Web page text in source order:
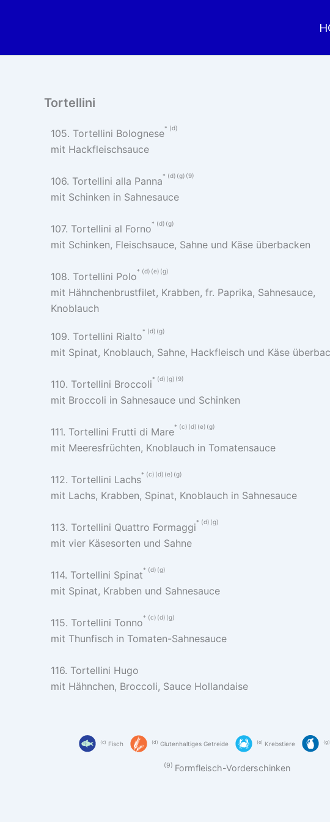
Tortellini
105. Tortellini Bolognese d
mit Hackfleischsauce
106. Tortellini alla Panna d g 9
mit Schinken in Sahnesauce
107. Tortellini al Forno d g
mit Schinken, Fleischsauce, Sahne und Käse überbacken
108. Tortellini Polo d e g
mit Hähnchenbrustfilet, Krabben, fr. Paprika, Sahnesauce,
Knoblauch
109. Tortellini Rialto d g
mit Spinat, Knoblauch, Sahne, Hackfleisch und Käse
110. Tortellini Broccoli d g 9
mit Broccoli in Sahnesauce und Schinken
111. Tortellini Frutti di Mare c d e g
mit Meeresfrüchten, Knoblauch in Tomatensauce
112. Tortellini Lachs c d e g
mit Lachs, Krabben, Spinat, Knoblauch in Sahnesauce
113. Tortellini Quattro Formaggi d g
mit vier Käsesorten und Sahne
114. Tortellini Spinat d g
mit Spinat, Krabben und Sahnesauce
115. Tortellini Tonno c d g
mit Thunfisch in Tomaten-Sahnesauce
116. Tortellini Hugo
mit Hähnchen, Broccoli, Sauce Hollandaise
c Fisch d Glutenhaltiges Getreide e Krebstiere g
9 Formfleisch-Vorderschinken